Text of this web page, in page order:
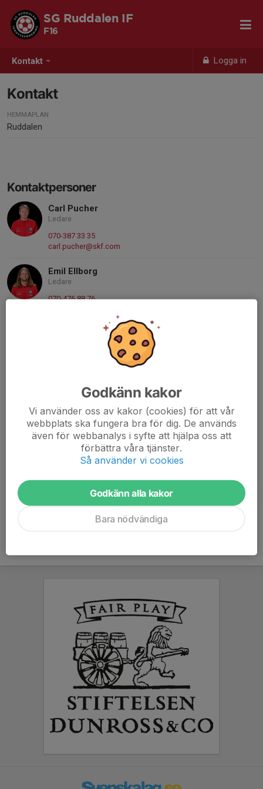
Kontakt Logga in
SG Ruddalen IF
F16
Kontakt
HEMMAPLAN
Ruddalen
Kontaktpersoner
Carl Pucher
Ledare
070-387 33 35
carl.pucher@skf.com
Emil Ellborg
Ledare
070-476 88 76
Gustav Sandqvist
Fabian Angard
Ledare
073-144 17 89
fabian.angard@gmail.com
Perry Dangemark
perry.schumi@icloud.com
Godkänn kakor
Vi använder oss av kakor (cookies) för att vår
webbplats ska fungera bra för dig. De används
även för webbanalys i syfte att hjälpa oss att
förbättra våra tjänster.
Så använder vi cookies
Godkänn alla kakor
Bara nödvändiga